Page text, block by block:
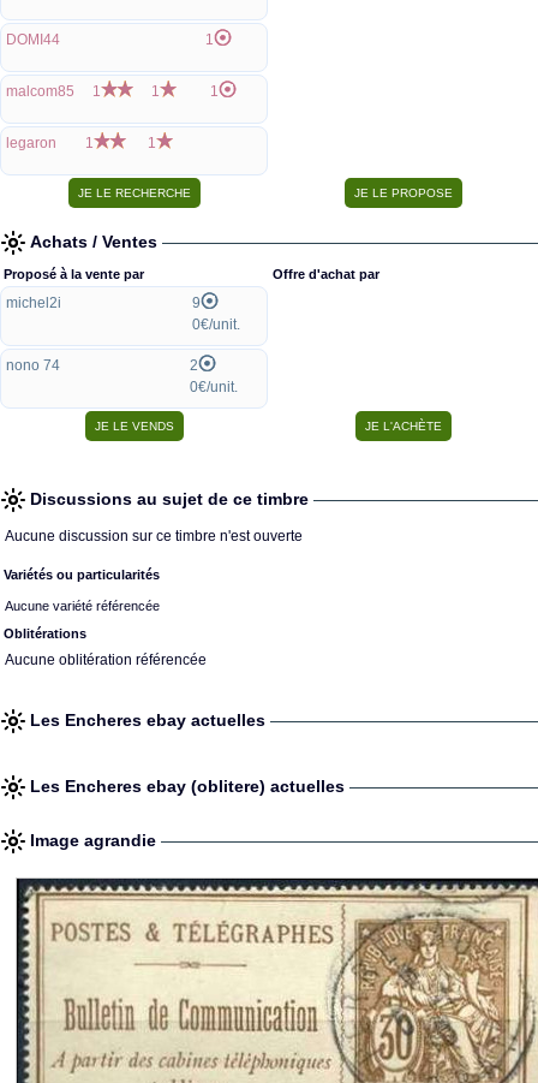
DOMI44 1
malcom85 1 1 1
legaron 1 1
Achats / Ventes
Proposé à la vente par
michel2i
9
0€/unit.
nono 74
2
0€/unit.
Offre d'achat par
Discussions au sujet de ce timbre
Aucune discussion sur ce timbre n'est ouverte
Variétés ou particularités
Aucune variété référencée
Oblitérations
Aucune oblitération référencée
Les Encheres ebay actuelles
Les Encheres ebay (oblitere) actuelles
Image agrandie